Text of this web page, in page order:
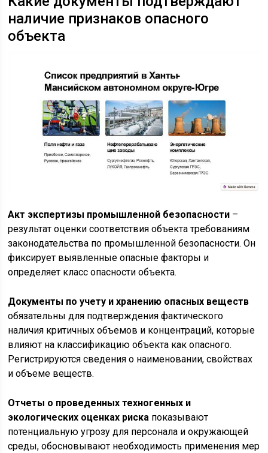
наличие признаков опасного
объекта
Акт экспертизы промышленной безопасности –
результат оценки соответствия объекта требованиям
законодательства по промышленной безопасности. Он
фиксирует выявленные опасные факторы и
определяет класс опасности объекта.
Документы по учету и хранению опасных веществ
обязательны для подтверждения фактического
наличия критичных объемов и концентраций, которые
влияют на классификацию объекта как опасного.
Регистрируются сведения о наименовании, свойствах
и объеме веществ.
Отчеты о проведенных техногенных и
экологических оценках риска показывают
потенциальную угрозу для персонала и окружающей
среды, обосновывают необходимость применения мер